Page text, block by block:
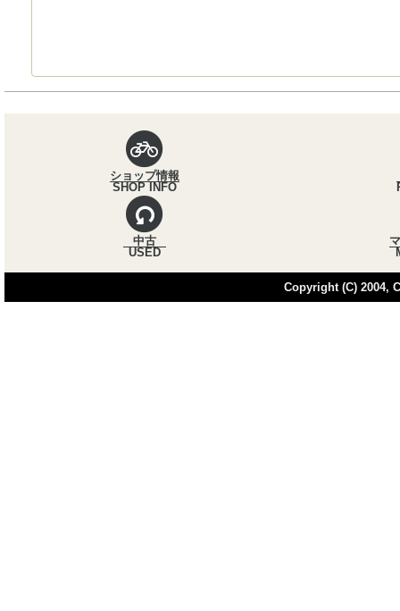
ショップ情報
SHOP INFO
中古
USED
Copyright (C) 2004,